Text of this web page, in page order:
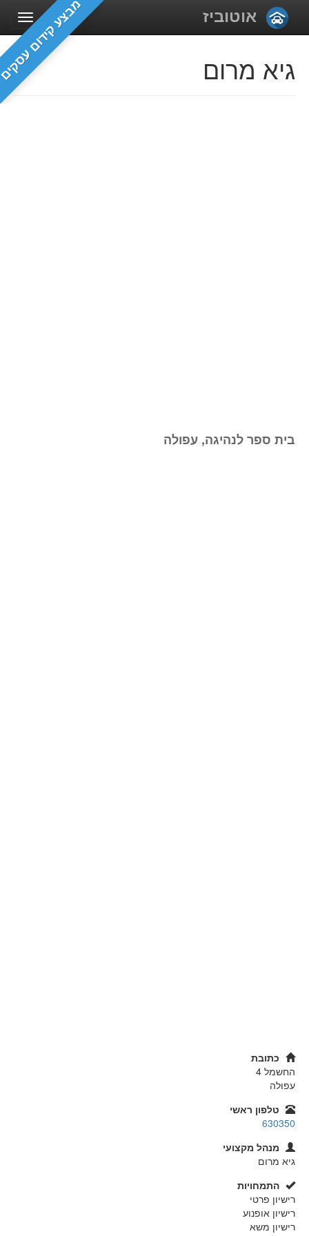
מבצע קידום אוטוביז
גיא מרום
בית ספר לנהיגה, עפולה
כתובת
החשמל 4
עפולה
טלפון ראשי
630350
מנהל מקצועי
גיא מרום
התמחויות
רישיון פרטי
רישיון אופנוע
רישיון משא